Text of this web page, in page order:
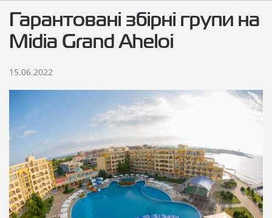
Гарантовані збірні групи на
Midia Grand Aheloi
15.06.2022